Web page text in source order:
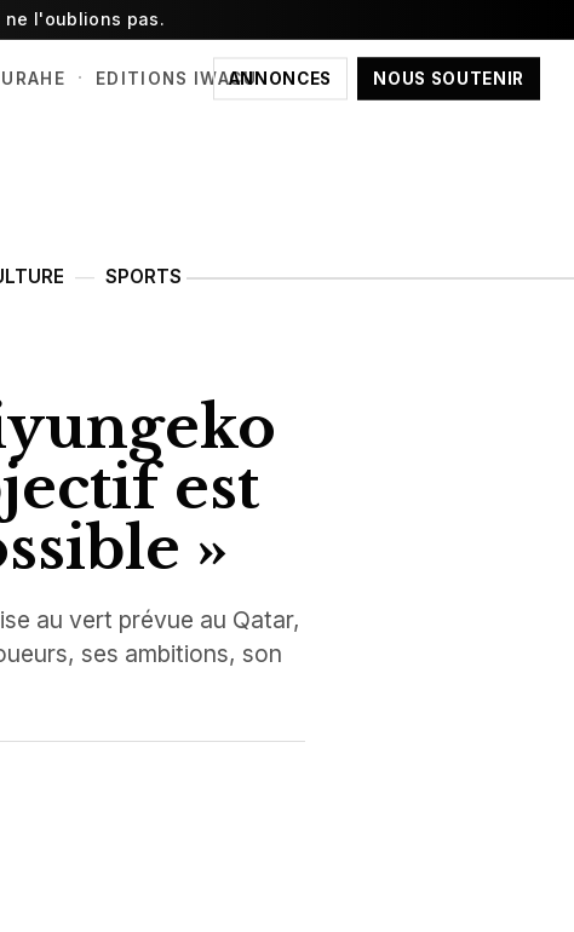
ne l'oublions pas.
ANNONCES NOUS SOUTENIR
· EDITIONS IWACU
SPORTS
est
»
au vert prévue au Qatar,
ses ambitions, son